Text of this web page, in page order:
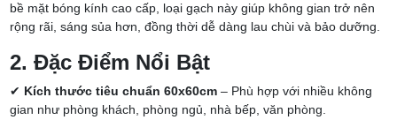
bề mặt bóng kính cao cấp, loại gạch này giúp không gian trở nên
rộng rãi, sáng sủa hơn, đồng thời dễ dàng lau chùi và bảo dưỡng.
2. Đặc Điểm Nổi Bật
✔ Kích thước tiêu chuẩn 60x60cm – Phù hợp với nhiều không
gian như phòng khách, phòng ngủ, nhà bếp, văn phòng.